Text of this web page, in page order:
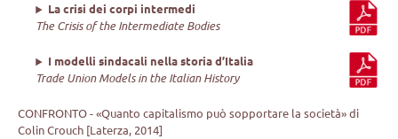
La crisi dei corpi intermedi
The Crisis of the Intermediate Bodies
I modelli sindacali nella storia d’Italia
Trade Union Models in the Italian History
CONFRONTO - «Quanto capitalismo può sopportare la società» di
Colin Crouch [Laterza, 2014]